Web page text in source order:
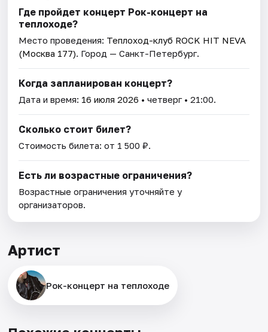
Где пройдет концерт Рок-концерт нa
теплоходe?
Место проведения: Теплоход-клуб ROCK HIT NEVA
(Москва 177). Город — Санкт-Петербург.
Когда запланирован концерт?
Дата и время: 16 июля 2026 • четверг • 21:00.
Сколько стоит билет?
Стоимость билета: от 1 500 ₽.
Есть ли возрастные ограничения?
Возрастные ограничения уточняйте у
организаторов.
Артист
Рок-концерт нa теплоходe